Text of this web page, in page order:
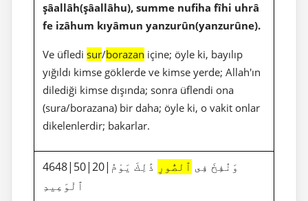
şâallâh(şâallâhu), summe nufiha fîhi uhrâ
fe izâhum kıyâmun yanzurûn(yanzurûne).
Ve üfledi sur/borazan içine; öyle ki, bayılıp
yığıldı kimse göklerde ve kimse yerde; Allah'ın
dilediği kimse dışında; sonra üflendi ona
(sura/borazana) bir daha; öyle ki, o vakit onlar
dikelenlerdir; bakarlar.
4648|50|20|وَنُفِخَ فِى ٱلصُّورِ ذَٰلِكَ يَوْمُ
ٱلْوَعِيدِ